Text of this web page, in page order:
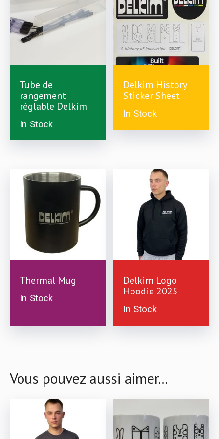
Tube de
rangement
réglable Delkim
In Stock
Delkim History
Sticker Sheet
In Stock
£3.99
Thermal Mug
In Stock
£10.00
Delkim Logo
Hoodie 2025
In Stock
£39.99
multiple
variants.
The
options
Vous pouvez aussi aimer...